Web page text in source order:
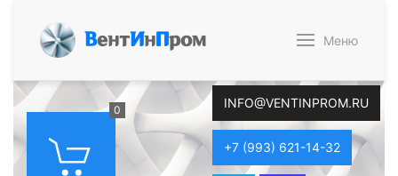
ВентИнПром Меню
0 INFO@VENTINPROM.RU
+7 (993) 621-14-32